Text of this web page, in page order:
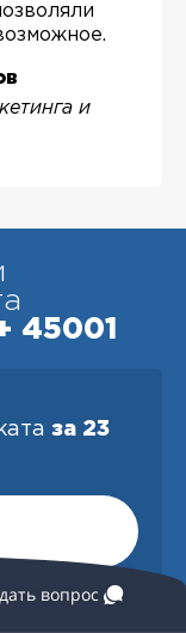
и
45001
за 23
вопрос